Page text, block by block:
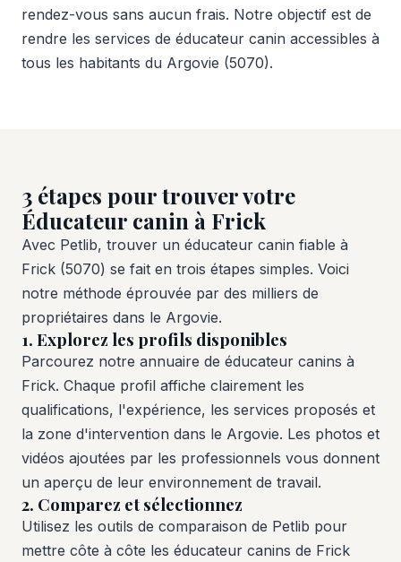
rendez-vous sans aucun frais. Notre objectif est de
rendre les services de éducateur canin accessibles à
tous les habitants du Argovie (5070).
3 étapes pour trouver votre
Éducateur canin à Frick
Avec Petlib, trouver un éducateur canin fiable à
Frick (5070) se fait en trois étapes simples. Voici
notre méthode éprouvée par des milliers de
propriétaires dans le Argovie.
1. Explorez les profils disponibles
Parcourez notre annuaire de éducateur canins à
Frick. Chaque profil affiche clairement les
qualifications, l'expérience, les services proposés et
la zone d'intervention dans le Argovie. Les photos et
vidéos ajoutées par les professionnels vous donnent
un aperçu de leur environnement de travail.
2. Comparez et sélectionnez
Utilisez les outils de comparaison de Petlib pour
mettre côte à côte les éducateur canins de Frick